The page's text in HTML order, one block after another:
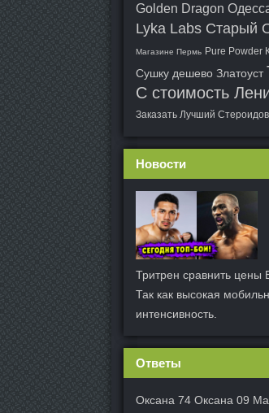
Golden Dragon
Lyka Labs Старый
Магазине Пермь Pure Powder
Сушку дешево Златоуст
C стоимость
Заказать Лучший
Новости
Тритрен сравнить цены
Так как высокая
интенсивность.
Ответы
Оксана 74 Оксана 09